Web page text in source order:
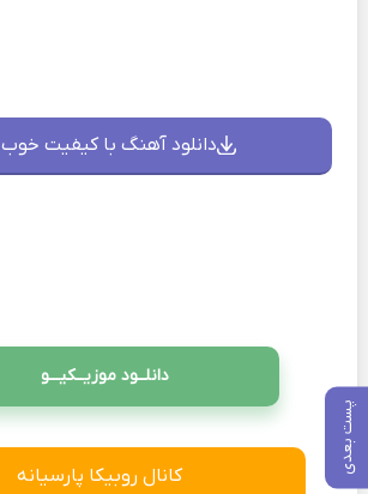
پست بعدی
دانلود آهنگ با کیفیت خوب 128
دانلــود موزیــکیـــو
کانال روبیکا پارسیانه